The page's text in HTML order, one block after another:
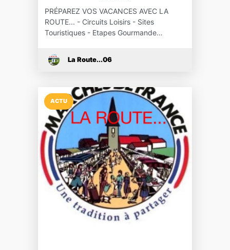
PRÉPAREZ VOS VACANCES AVEC LA
ROUTE... - Circuits Loisirs - Sites
Touristiques - Etapes Gourmande…
La Route...06
ACTU